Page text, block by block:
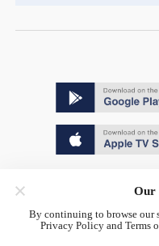
Our
By continuing to browse our
Privacy Policy and Terms